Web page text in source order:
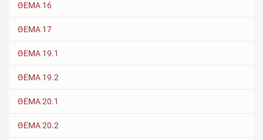
ΘΕΜΑ 16
ΘΕΜΑ 17
ΘΕΜΑ 19.1
ΘΕΜΑ 19.2
ΘΕΜΑ 20.1
ΘΕΜΑ 20.2